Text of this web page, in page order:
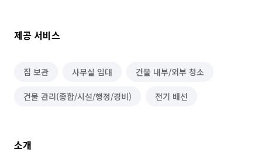
제공 서비스
짐 보관 사무실 임대 건물 내부/외부 청소
건물 관리(종합/시설/행정/경비) 전기 배선
소개